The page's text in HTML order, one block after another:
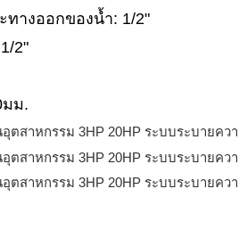
ทางออกของน้ำ: 1/2"
2"
มม.